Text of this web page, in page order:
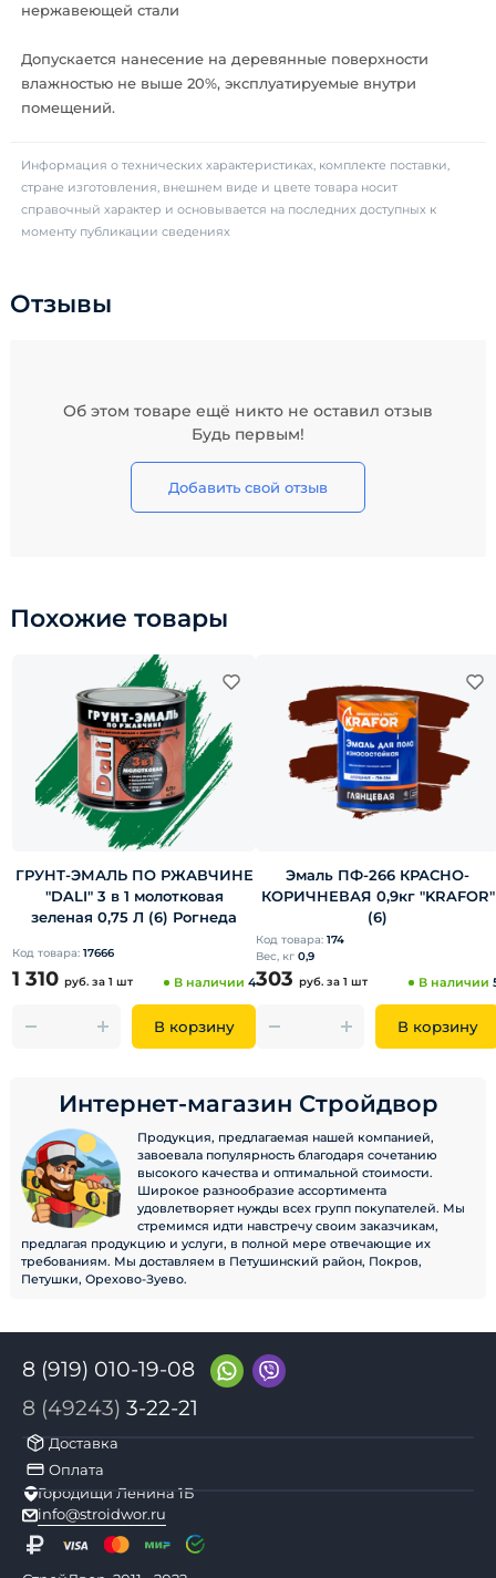
нержавеющей стали
Допускается нанесение на деревянные поверхности
влажностью не выше 20%, эксплуатируемые внутри
помещений.
Информация о технических характеристиках, комплекте поставки,
стране изготовления, внешнем виде и цвете товара носит
справочный характер и основывается на последних доступных к
моменту публикации сведениях
Отзывы
Об этом товаре ещё никто не оставил отзыв
Будь первым!
Добавить свой отзыв
Похожие товары
ГРУНТ-ЭМАЛЬ ПО РЖАВЧИНЕ
"DALI" 3 в 1 молотковая
зеленая 0,75 Л (6) Рогнеда
Код товара: 17666
1 310 руб. за 1 шт В наличии 4
В корзину
Эмаль ПФ-266 КРАСНО-
КОРИЧНЕВАЯ 0,9кг "KRAFOR"
(6)
Код товара: 174
Вес, кг 0,9
303 руб. за 1 шт В наличии
В корзину
Интернет-магазин Стройдвор
Продукция, предлагаемая нашей компанией,
завоевала популярность благодаря сочетанию
высокого качества и оптимальной стоимости.
Широкое разнообразие ассортимента
удовлетворяет нужды всех групп покупателей. Мы
стремимся идти навстречу своим заказчикам,
предлагая продукцию и услуги, в полной мере отвечающие их
требованиям. Мы доставляем в Петушинский район, Покров,
Петушки, Орехово-Зуево.
8 (919) 010-19-08
8 (49243) 3-22-21
Доставка
Оплата
Городищи Ленина 1Б
info@stroidwor.ru